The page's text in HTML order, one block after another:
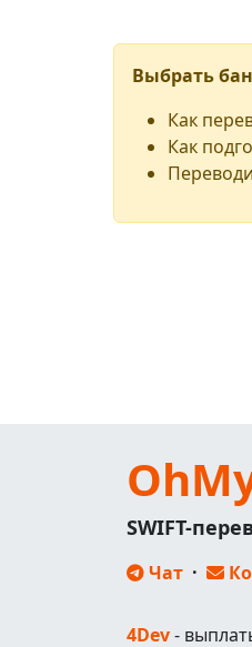
Выбрать
Как
Как
SWIFT-
Чат ·
4Dev-